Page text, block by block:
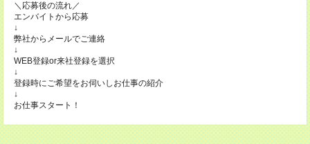
＼応募後の流れ／
エンバイトから応募
↓
弊社からメールでご連絡
↓
WEB登録or来社登録を選択
↓
登録時にご希望をお伺いしお仕事の紹介
↓
お仕事スタート！